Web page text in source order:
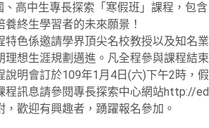
、高中生專長探索「寒假班」課程，包
養終生學習者的未來願景！
特色係邀請學界頂尖名校教授以及知名
理想生涯規劃邁進。凡全程參與課程結
說明會訂於109年1月4日(六)下午2時，
程訊息請參閱專長探索中心網站http://
，歡迎有興趣者，踴躍報名參加。